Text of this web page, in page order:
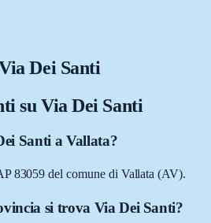
Dei Santi
su Via Dei Santi
Santi a Vallata?
83059 del comune di Vallata (AV).
si trova Via Dei Santi?